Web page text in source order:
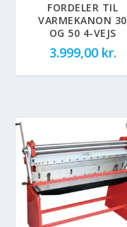
FORDELER TIL
VARMEKANON 30
OG 50 4-VEJS
3.999,00 kr.